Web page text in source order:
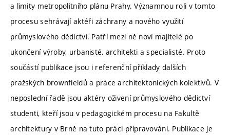
a limity metropolitního plánu Prahy. Významnou roli v tomto
procesu sehrávají aktéři záchrany a nového využití
průmyslového dědictví. Patří mezi ně noví majitelé po
ukončení výroby, urbanisté, architekti a specialisté. Proto
součástí publikace jsou i referenční příklady dalších
pražských brownfieldů a práce architektonických kolektivů. V
neposlední řadě jsou aktéry oživení průmyslového dědictví
studenti, kteří jsou v pedagogickém procesu na Fakultě
architektury v Brně na tuto práci připravováni. Publikace je